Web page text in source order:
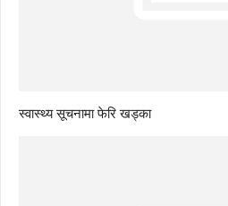
स्वास्थ्य सूचनामा फेरि खड्का